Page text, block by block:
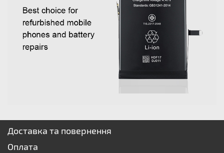
Доставка та повернення
Оплата